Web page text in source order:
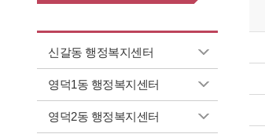
신갈동 행정복지센터
영덕1동 행정복지센터
영덕2동 행정복지센터